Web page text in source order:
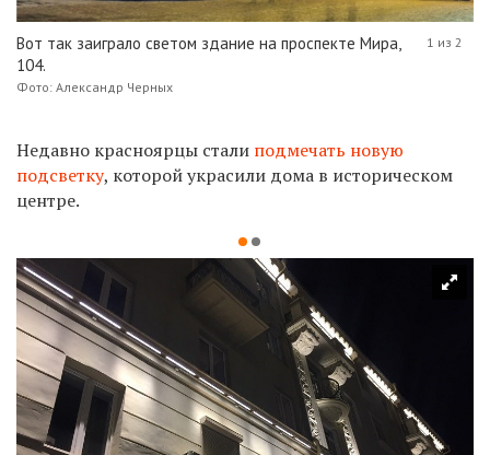
Вот так заиграло светом здание на проспекте Мира,
104.
Фото: Александр Черных
1 из 2
Недавно красноярцы стали подмечать новую
подсветку, которой украсили дома в историческом
центре.